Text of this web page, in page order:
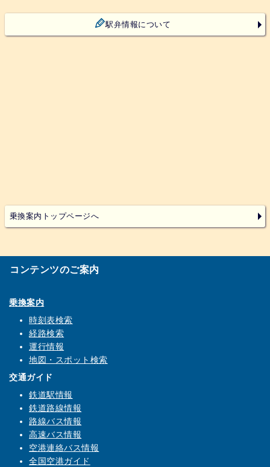
駅弁情報について
乗換案内トップページへ
コンテンツのご案内
乗換案内
時刻表検索
経路検索
運行情報
地図・スポット検索
交通ガイド
鉄道駅情報
鉄道路線情報
路線バス情報
高速バス情報
空港連絡バス情報
全国空港ガイド